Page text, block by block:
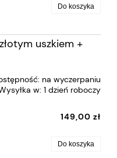
Do koszyka
uszkiem +
na wyczerpaniu
w: 1 dzień roboczy
149,00 zł
Do koszyka